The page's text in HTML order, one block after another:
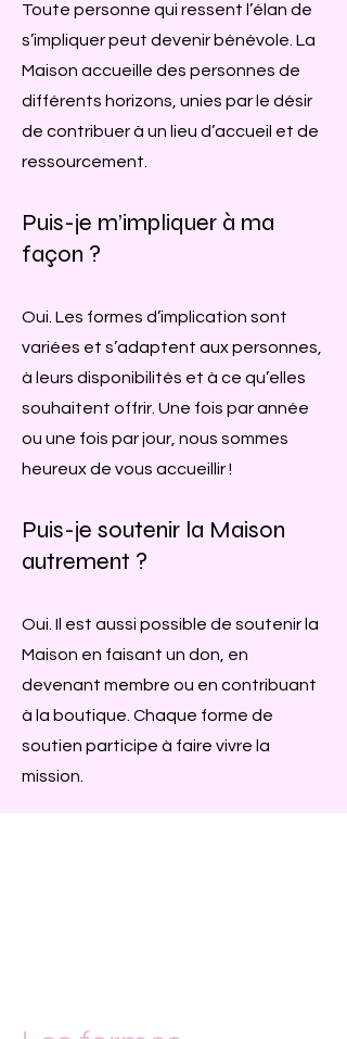
Toute personne qui ressent l’élan de
s’impliquer peut devenir bénévole. La
Maison accueille des personnes de
différents horizons, unies par le désir
de contribuer à un lieu d’accueil et de
ressourcement.
Puis-je m’impliquer à ma
façon ?
Oui. Les formes d’implication sont
variées et s’adaptent aux personnes,
à leurs disponibilités et à ce qu’elles
souhaitent offrir. Une fois par année
ou une fois par jour, nous sommes
heureux de vous accueillir !
Puis-je soutenir la Maison
autrement ?
Oui. Il est aussi possible de soutenir la
Maison en faisant un don, en
devenant membre ou en contribuant
à la boutique. Chaque forme de
soutien participe à faire vivre la
mission.